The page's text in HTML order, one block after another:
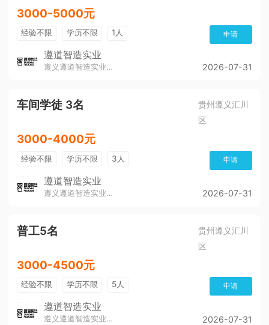
3000-5000元
经验不限 学历不限 1人 申请
遵道智造实业
遵义遵道智造实业有限公司 2026-07-31
车间学徒 3名
贵州遵义汇川
区
3000-4000元
经验不限 学历不限 3人 申请
遵道智造实业
遵义遵道智造实业有限公司 2026-07-31
普工5名
贵州遵义汇川
区
3000-4500元
经验不限 学历不限 5人 申请
遵道智造实业
遵义遵道智造实业有限公司 2026-07-31